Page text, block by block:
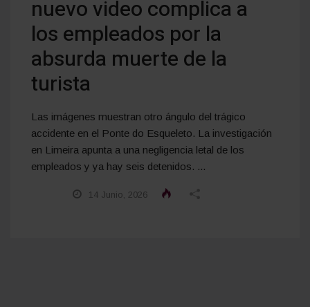
nuevo video complica a
los empleados por la
absurda muerte de la
turista
Las imágenes muestran otro ángulo del trágico
accidente en el Ponte do Esqueleto. La investigación
en Limeira apunta a una negligencia letal de los
empleados y ya hay seis detenidos. ...
14 Junio, 2026